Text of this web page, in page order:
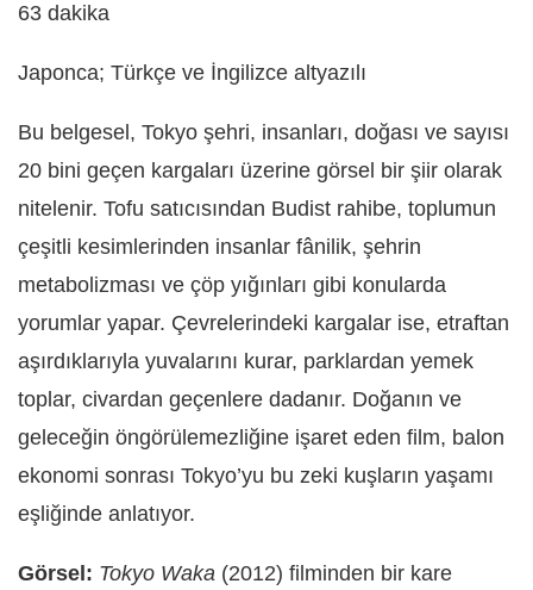
63 dakika
Japonca; Türkçe ve İngilizce altyazılı
Bu belgesel, Tokyo şehri, insanları, doğası ve sayısı
20 bini geçen kargaları üzerine görsel bir şiir olarak
nitelenir. Tofu satıcısından Budist rahibe, toplumun
çeşitli kesimlerinden insanlar fânilik, şehrin
metabolizması ve çöp yığınları gibi konularda
yorumlar yapar. Çevrelerindeki kargalar ise, etraftan
aşırdıklarıyla yuvalarını kurar, parklardan yemek
toplar, civardan geçenlere dadanır. Doğanın ve
geleceğin öngörülemezliğine işaret eden film, balon
ekonomi sonrası Tokyo’yu bu zeki kuşların yaşamı
eşliğinde anlatıyor.
Görsel: Tokyo Waka (2012) filminden bir kare